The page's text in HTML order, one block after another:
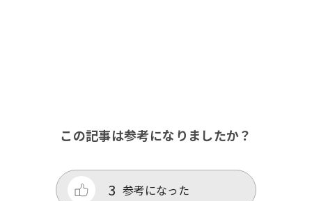
この記事は参考になりましたか？
参考になった
3